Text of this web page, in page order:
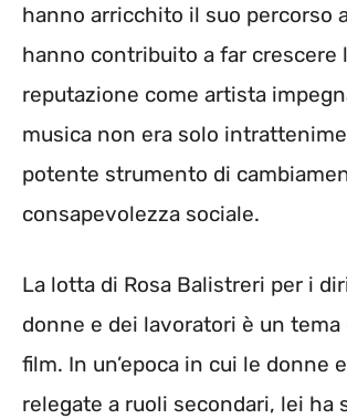
hanno arricchito il suo percorso
hanno contribuito a far crescere
reputazione come artista
musica non era solo
potente strumento di
consapevolezza sociale.
La lotta di Rosa Balistreri per i
donne e dei lavoratori è un
film. In un’epoca in cui le donne
relegate a ruoli secondari, lei ha